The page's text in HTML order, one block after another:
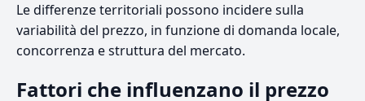
Le differenze territoriali possono incidere sulla
variabilità del prezzo, in funzione di domanda locale,
concorrenza e struttura del mercato.
Fattori che influenzano il prezzo